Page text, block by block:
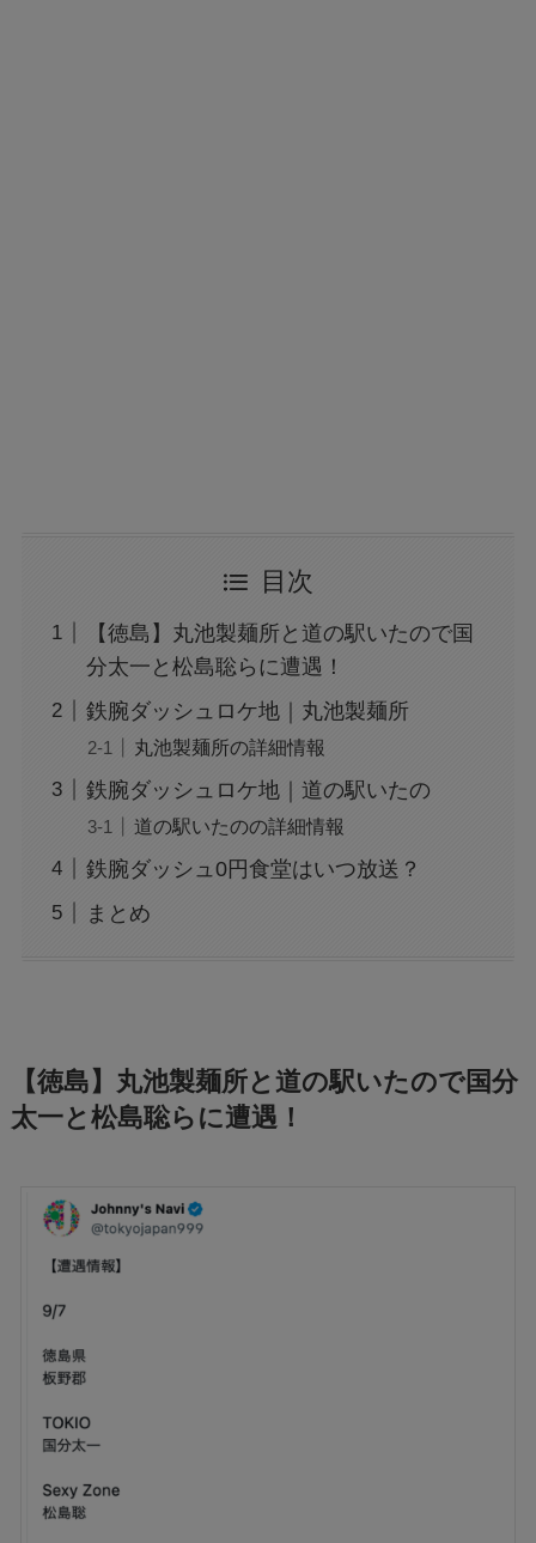
目次
【徳島】丸池製麺所と道の駅いたので国
分太一と松島聡らに遭遇！
鉄腕ダッシュロケ地｜丸池製麺所
丸池製麺所の詳細情報
鉄腕ダッシュロケ地｜道の駅いたの
道の駅いたのの詳細情報
鉄腕ダッシュ0円食堂はいつ放送？
まとめ
【徳島】丸池製麺所と道の駅いたので国分
太一と松島聡らに遭遇！